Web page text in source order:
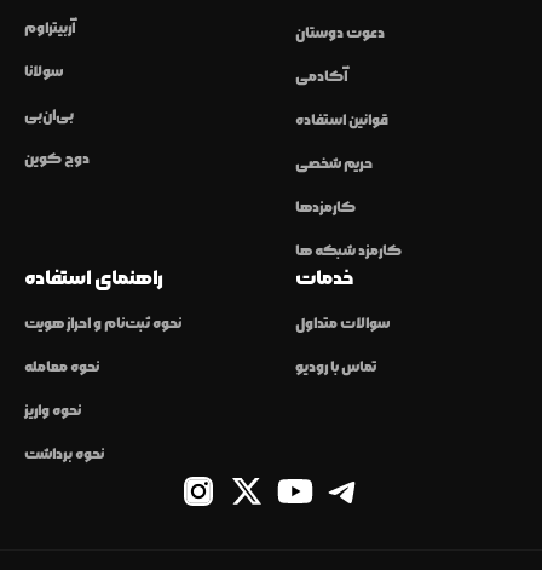
آربیتراوم
سولانا
بی‌ان‌بی
دوج کوین
دعوت دوستان
آکادمی
قوانین استفاده
حریم شخصی
کارمزدها
کارمزد شبکه ها
راهنمای استفاده
نحوه ثبت‌نام و احراز هویت
نحوه معامله
نحوه واریز
نحوه برداشت
خدمات
سوالات متداول
تماس با رودیو